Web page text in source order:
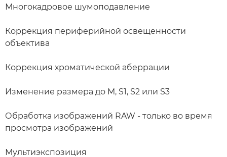
Многокадровое шумоподавление
Коррекция периферийной освещенности
объектива
Коррекция хроматической аберрации
Изменение размера до M, S1, S2 или S3
Обработка изображений RAW - только во время
просмотра изображений
Мультиэкспозиция